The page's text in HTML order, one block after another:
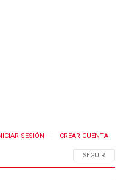
SIGA ESTA
SEGUIR
SESIÓN CREAR CUENTA